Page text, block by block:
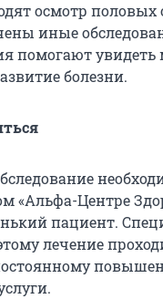
осмотр половых
иные
помогают
болезни.
«Альфа-Центре
пациент.
лечение